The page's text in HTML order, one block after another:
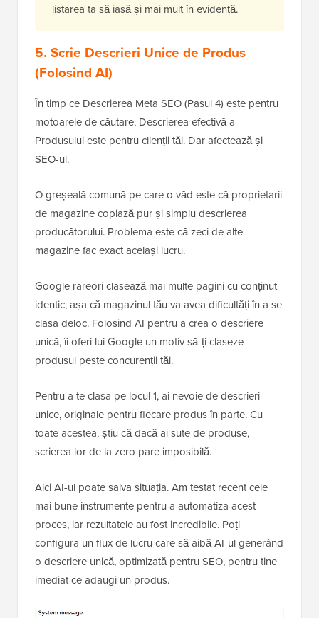
listarea ta să iasă și mai mult în evidență.
5. Scrie Descrieri Unice de Produs
(Folosind AI)
În timp ce Descrierea Meta SEO (Pasul 4) este pentru
motoarele de căutare, Descrierea efectivă a
Produsului este pentru clienții tăi. Dar afectează și
SEO-ul.
O greșeală comună pe care o văd este că proprietarii
de magazine copiază pur și simplu descrierea
producătorului. Problema este că zeci de alte
magazine fac exact același lucru.
Google rareori clasează mai multe pagini cu conținut
identic, așa că magazinul tău va avea dificultăți în a se
clasa deloc. Folosind AI pentru a crea o descriere
unică, îi oferi lui Google un motiv să-ți claseze
produsul peste concurenții tăi.
Pentru a te clasa pe locul 1, ai nevoie de descrieri
unice, originale pentru fiecare produs în parte. Cu
toate acestea, știu că dacă ai sute de produse,
scrierea lor de la zero pare imposibilă.
Aici AI-ul poate salva situația. Am testat recent cele
mai bune instrumente pentru a automatiza acest
proces, iar rezultatele au fost incredibile. Poți
configura un flux de lucru care să aibă AI-ul generând
o descriere unică, optimizată pentru SEO, pentru tine
imediat ce adaugi un produs.